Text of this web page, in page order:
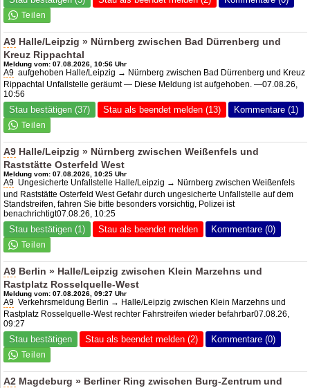
A9 Halle/Leipzig » Nürnberg zwischen Bad Dürrenberg und
Kreuz Rippachtal
Meldung vom: 07.08.2026, 10:56 Uhr
A9 aufgehoben Halle/Leipzig → Nürnberg zwischen Bad Dürrenberg und Kreuz
Rippachtal Unfallstelle geräumt — Diese Meldung ist aufgehoben. —07.08.26,
10:56
Stau bestätigen (37) Stau als beendet melden (13) Kommentare (1)
A9 Halle/Leipzig » Nürnberg zwischen Weißenfels und
Raststätte Osterfeld West
Meldung vom: 07.08.2026, 10:25 Uhr
A9 Ungesicherte Unfallstelle Halle/Leipzig → Nürnberg zwischen Weißenfels
und Raststätte Osterfeld West Gefahr durch ungesicherte Unfallstelle auf dem
Standstreifen, fahren Sie bitte besonders vorsichtig, Polizei ist
benachrichtigt07.08.26, 10:25
Stau bestätigen (1) Stau als beendet melden Kommentare (0)
A9 Berlin » Halle/Leipzig zwischen Klein Marzehns und
Rastplatz Rosselquelle-West
Meldung vom: 07.08.2026, 09:27 Uhr
A9 Verkehrsmeldung Berlin → Halle/Leipzig zwischen Klein Marzehns und
Rastplatz Rosselquelle-West rechter Fahrstreifen wieder befahrbar07.08.26,
09:27
Stau bestätigen Stau als beendet melden (2) Kommentare (0)
A2 Magdeburg » Berliner Ring zwischen Burg-Zentrum und